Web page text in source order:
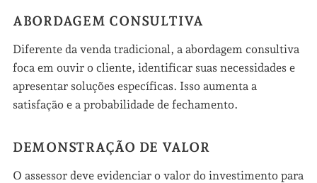
ABORDAGEM CONSULTIVA
Diferente da venda tradicional, a abordagem consultiva
foca em ouvir o cliente, identificar suas necessidades e
apresentar soluções específicas. Isso aumenta a
satisfação e a probabilidade de fechamento.
DEMONSTRAÇÃO DE VALOR
O assessor deve evidenciar o valor do investimento para